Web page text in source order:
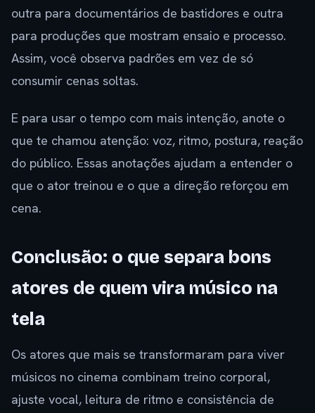
outra para documentários de bastidores e outra
para produções que mostram ensaio e processo.
Assim, você observa padrões em vez de só
consumir cenas soltas.
E para usar o tempo com mais intenção, anote o
que te chamou atenção: voz, ritmo, postura, reação
do público. Essas anotações ajudam a entender o
que o ator treinou e o que a direção reforçou em
cena.
Conclusão: o que separa bons
atores de quem vira músico na
tela
Os atores que mais se transformaram para viver
músicos no cinema combinam treino corporal,
ajuste vocal, leitura de ritmo e consistência de